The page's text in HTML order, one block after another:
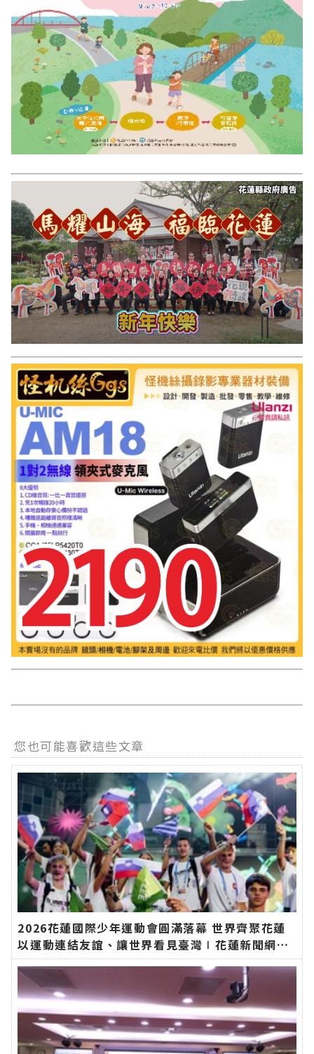
您也可能喜歡這些文章
2026花蓮國際少年運動會圓滿落幕 世界齊聚花蓮
以運動連結友誼、讓世界看見臺灣∣花蓮新聞網官
方網站各類新聞－最快速的今日新聞報導 最新的在
地資訊！